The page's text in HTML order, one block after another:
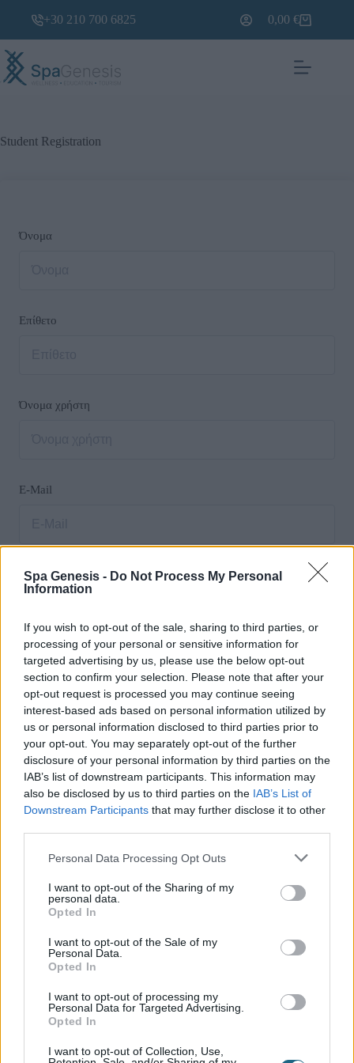
Spa Genesis - Do Not Process My Personal
Information
If you wish to opt-out of the sale, sharing to third parties, or
processing of your personal or sensitive information for
targeted advertising by us, please use the below opt-out
section to confirm your selection. Please note that after your
opt-out request is processed you may continue seeing
interest-based ads based on personal information utilized by
us or personal information disclosed to third parties prior to
your opt-out. You may separately opt-out of the further
disclosure of your personal information by third parties on the
IAB’s list of downstream participants. This information may
also be disclosed by us to third parties on the IAB’s List of
Downstream Participants that may further disclose it to other
Personal Data Processing Opt Outs
I want to opt-out of the Sharing of my
personal data.
Opted In
I want to opt-out of the Sale of my
Personal Data.
Opted In
I want to opt-out of processing my
Personal Data for Targeted Advertising.
Opted In
I want to opt-out of Collection, Use,
+30 210 700 6825 0,00€
Student Registration
Όνομα
Επίθετο
Όνομα χρήστη
E-Mail
Κωδικός πρόσβασης
Επιβεβαίωση κωδικού πρόσβασης
By signing up, you agree to the Όροι και Προϋποθέσεις
Εγγραφή
+30 210 700 6825
info@spagenesis.gr